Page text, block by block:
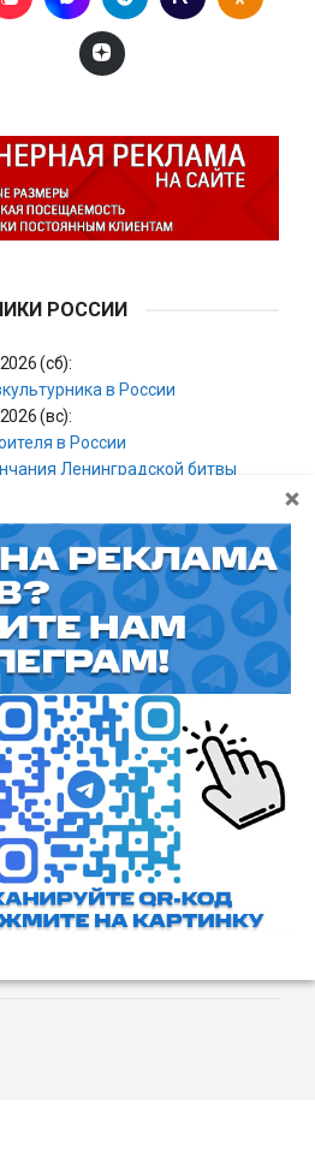
РОССИИ
(сб):
в России
(вс):
в России
Ленинградской битвы
ОК ДЗЕН
соглашение
права защищены. Любое
материалов
только с согласия
а также с ссылкой на
сайт.